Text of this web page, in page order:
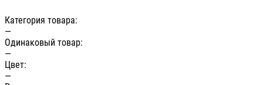
Категория товара:
—
Одинаковый товар:
—
Цвет:
—